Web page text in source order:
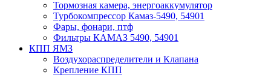
Тормозная камера, энергоаккумулятор
Турбокомпрессор Камаз-5490, 54901
Фары, фонари, птф
Фильтры КАМАЗ 5490, 54901
КПП ЯМЗ
Воздухораспределители и Клапана
Крепление КПП